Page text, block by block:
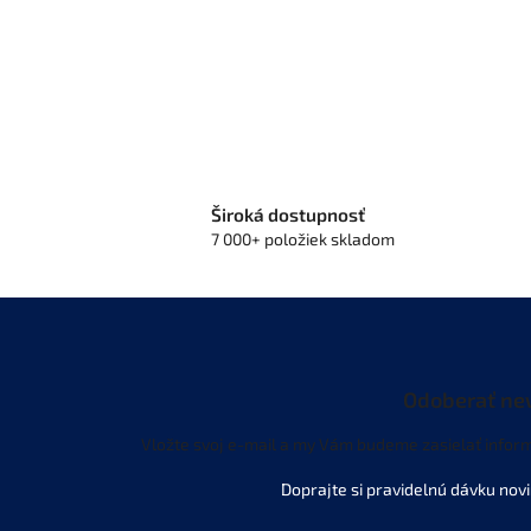
Široká dostupnosť
7 000+ položiek skladom
Odoberať
Vložte svoj e-mail a my Vám budeme zasielať